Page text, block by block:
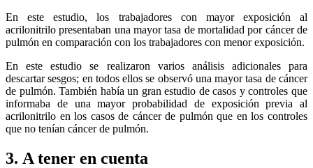
En este estudio, los trabajadores con mayor exposición al
acrilonitrilo presentaban una mayor tasa de mortalidad por cáncer de
pulmón en comparación con los trabajadores con menor exposición.
En este estudio se realizaron varios análisis adicionales para
descartar sesgos; en todos ellos se observó una mayor tasa de cáncer
de pulmón. También había un gran estudio de casos y controles que
informaba de una mayor probabilidad de exposición previa al
acrilonitrilo en los casos de cáncer de pulmón que en los controles
que no tenían cáncer de pulmón.
3. A tener en cuenta